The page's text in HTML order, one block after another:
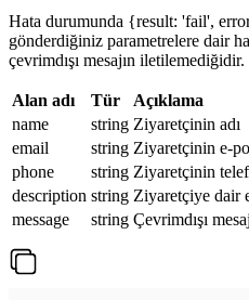
Hata durumunda {result: 'fail',
gönderdiğiniz parametrelere dair
çevrimdışı mesajın iletilemediğidir.
Alan adı Tür
Açıklama
name
string Ziyaretçinin adı
email
string Ziyaretçinin e-
phone
string Ziyaretçinin
description string Ziyaretçiye dair
message
string Çevrimdışı